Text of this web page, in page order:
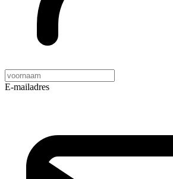
E-mailadres